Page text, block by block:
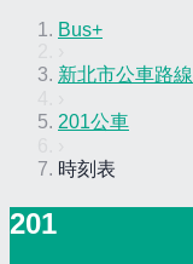
Bus+
新北市公車路線
201公車
時刻表
201